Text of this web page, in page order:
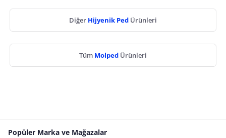
Diğer Hijyenik Ped Ürünleri
Tüm Molped Ürünleri
Popüler Marka ve Mağazalar